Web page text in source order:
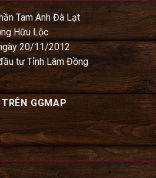
Tam Anh Đà Lạt
Hữu Lộc
20/11/2012
tư Tỉnh Lâm Đồng
GGMAP